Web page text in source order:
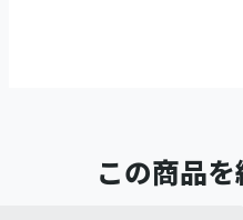
この商品